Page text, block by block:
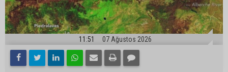
11:51 07 Ağustos 2026